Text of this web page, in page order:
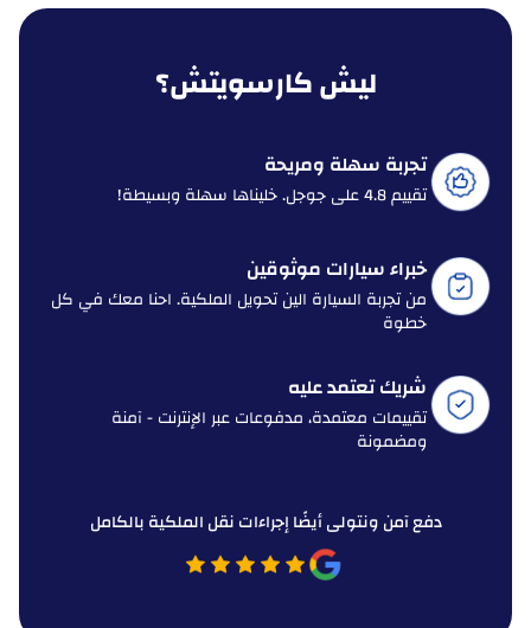
ليش كارسويتش؟
تجربة سهلة ومريحة
تقييم 4.8 على جوجل. خليناها سهلة وبسيطة!
خبراء سيارات موثوقين
من تجربة السيارة الين تحويل الملكية. احنا معك في كل
خطوة
شريك تعتمد عليه
تقييمات معتمدة، مدفوعات عبر الإنترنت - آمنة
ومضمونة
دفع آمن ونتولى أيضًا إجراءات نقل الملكية بالكامل